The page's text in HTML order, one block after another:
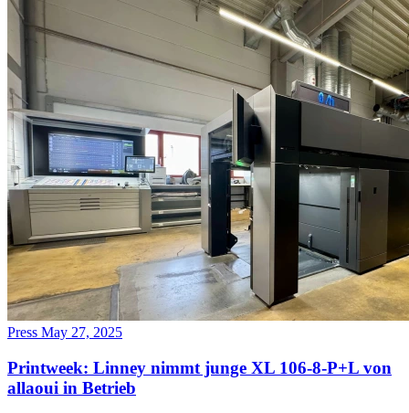
Press May 27, 2025
Printweek: Linney nimmt junge XL 106-8-P+L von
allaoui in Betrieb